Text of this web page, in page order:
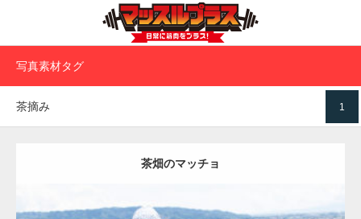
写真素材タグ
1
茶摘み
茶畑のマッチョ
【YouTube】マッチョフリー素材メンバーが